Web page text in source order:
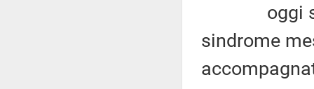
oggi si
sindrome